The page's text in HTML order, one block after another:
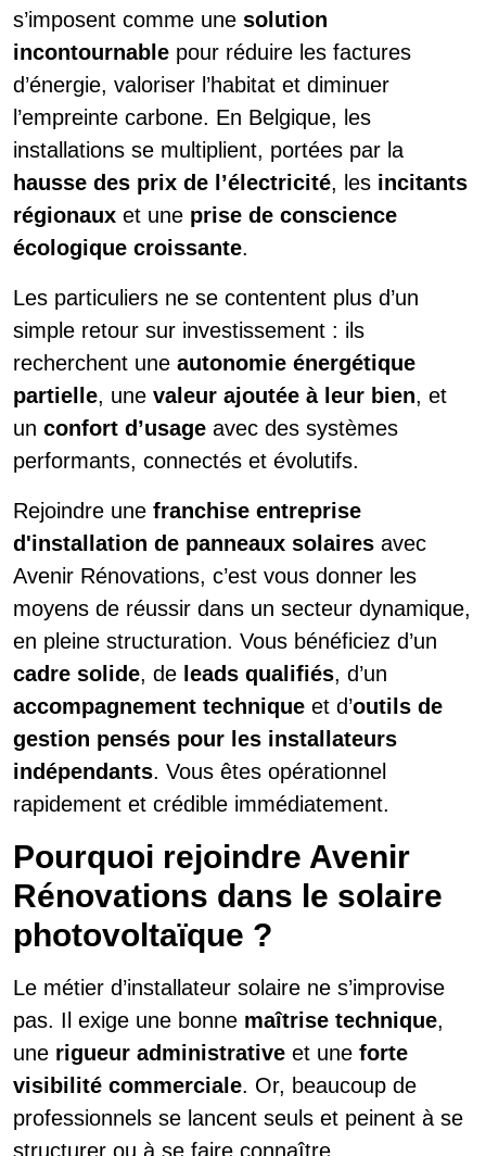
s’imposent comme une solution
incontournable pour réduire les factures
d’énergie, valoriser l’habitat et diminuer
l’empreinte carbone. En Belgique, les
installations se multiplient, portées par la
hausse des prix de l’électricité, les incitants
régionaux et une prise de conscience
écologique croissante.
Les particuliers ne se contentent plus d’un
simple retour sur investissement : ils
recherchent une autonomie énergétique
partielle, une valeur ajoutée à leur bien, et
un confort d’usage avec des systèmes
performants, connectés et évolutifs.
Rejoindre une franchise entreprise
d'installation de panneaux solaires avec
Avenir Rénovations, c’est vous donner les
moyens de réussir dans un secteur dynamique,
en pleine structuration. Vous bénéficiez d’un
cadre solide, de leads qualifiés, d’un
accompagnement technique et d’outils de
gestion pensés pour les installateurs
indépendants. Vous êtes opérationnel
rapidement et crédible immédiatement.
Pourquoi rejoindre Avenir
Rénovations dans le solaire
photovoltaïque ?
Le métier d’installateur solaire ne s’improvise
pas. Il exige une bonne maîtrise technique,
une rigueur administrative et une forte
visibilité commerciale. Or, beaucoup de
professionnels se lancent seuls et peinent à se
structurer ou à se faire connaître.